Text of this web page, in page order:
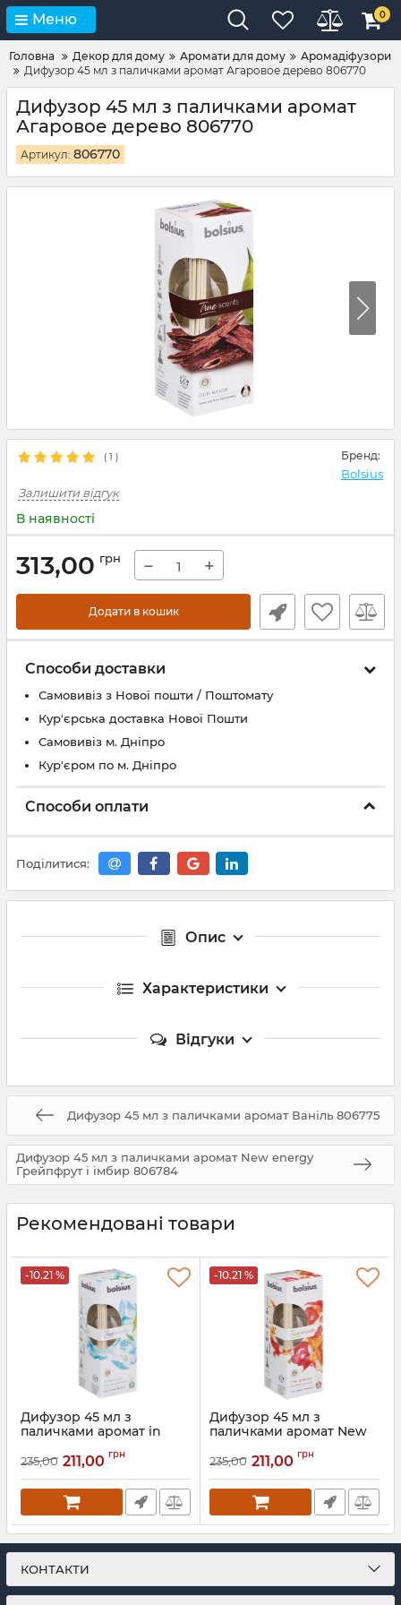
Меню 0
Головна Декор для дому Аромати для дому
Аромадіфузори
Дифузор 45 мл з паличками аромат Агаровое дерево 806770
Дифузор 45 мл з паличками аромат
Агаровое дерево 806770
Артикул: 806770
( 1 ) Бренд:
Bolsius
Залишити відгук
В наявності
313,00 грн − +
Додати в кошик
Способи доставки
Самовивіз з Нової пошти / Поштомату
Кур'єрська доставка Нової Пошти
Самовивіз м. Дніпро
Кур'єром по м. Дніпро
Способи оплати
Поділитися:
Опис
Характеристики
Відгуки
Дифузор 45 мл з паличками аромат Ваніль 806775
Дифузор 45 мл з паличками аромат New energy
Грейпфрут і імбир 806784
Рекомендовані товари
-10.21 %
Дифузор 45 мл з
паличками аромат in
м'яти 806713
Артикул: 806713
235,00 211,00 грн
-10.21 %
Дифузор 45 мл з
паличками аромат New
імбир 806784
Артикул: 806784
235,00 211,00 грн
КОНТАКТИ